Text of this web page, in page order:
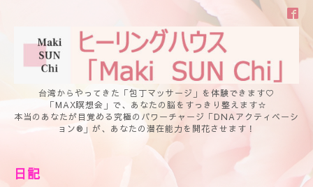
台湾からやってきた「包丁マッサージ」を体験できます♡
「MAX瞑想会」で、あなたの脳をすっきり整えます☆
本当のあなたが目覚める究極のパワーチャージ「DNAアクティベーシ
ョン®」が、あなたの潜在能力を開花させます！
日記